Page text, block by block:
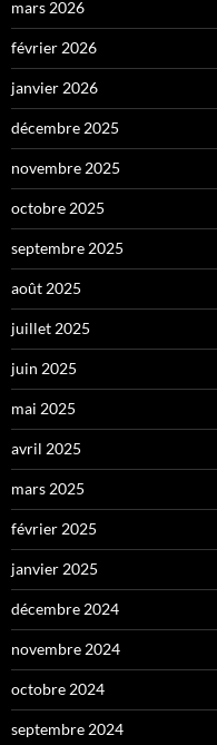
mars 2026
février 2026
janvier 2026
décembre 2025
novembre 2025
octobre 2025
septembre 2025
août 2025
juillet 2025
juin 2025
mai 2025
avril 2025
mars 2025
février 2025
janvier 2025
décembre 2024
novembre 2024
octobre 2024
septembre 2024